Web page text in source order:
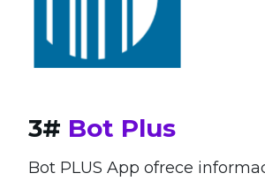
3# Bot Plus
Bot PLUS App ofrece